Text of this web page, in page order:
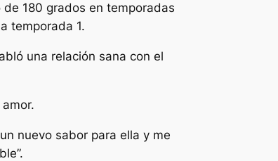
180 grados en temporadas
temporada 1.
una relación sana con el
nuevo sabor para ella y me